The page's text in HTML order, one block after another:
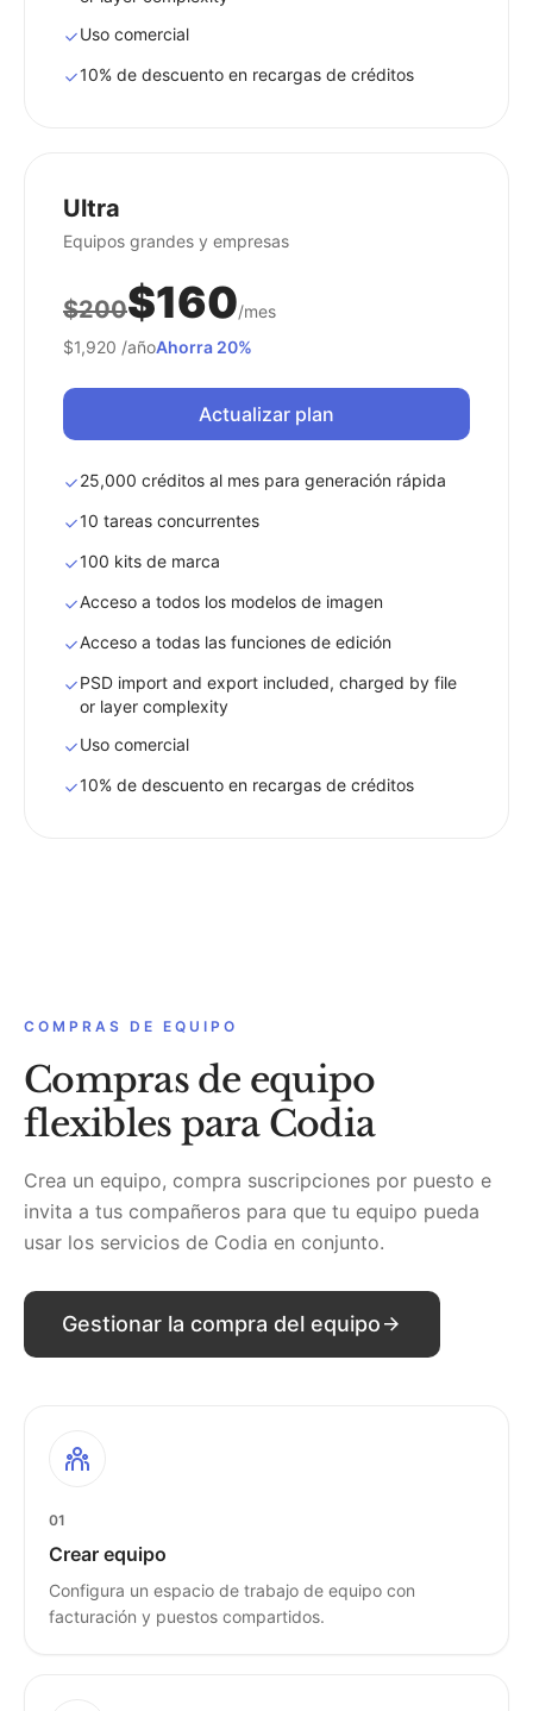
Uso comercial
10% de descuento en recargas de créditos
Ultra
Equipos grandes y empresas
$200$160/mes
$1,920 /añoAhorra 20%
Actualizar plan
25,000 créditos al mes para generación rápida
10 tareas concurrentes
100 kits de marca
Acceso a todos los modelos de imagen
Acceso a todas las funciones de edición
PSD import and export included, charged by file
or layer complexity
Uso comercial
10% de descuento en recargas de créditos
COMPRAS DE EQUIPO
Compras de equipo
flexibles para Codia
Crea un equipo, compra suscripciones por puesto e
invita a tus compañeros para que tu equipo pueda
usar los servicios de Codia en conjunto.
Gestionar la compra del equipo
01
Crear equipo
Configura un espacio de trabajo de equipo con
facturación y puestos compartidos.